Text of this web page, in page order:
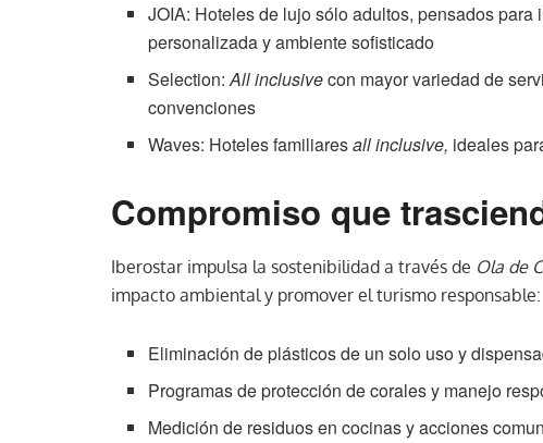
JOIA: Hoteles de lujo sólo adultos, pensados para
personalizada y ambiente sofisticado
Selection:All inclusivecon mayor variedad de
convenciones
Waves: Hoteles familiaresall inclusive, ideales
Compromiso que
Iberostar impulsa la sostenibilidad a través de Ola de
impacto ambiental y promover el turismo responsable:
Eliminación de plásticos de un solo uso y
Programas de protección de corales y manejo
Medición de residuos en cocinas y acciones